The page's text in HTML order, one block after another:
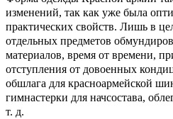
изменений, так как уже была
практических свойств. Лишь в
отдельных предметов
материалов, время от времени,
отступления от довоенных
обшлага для красноармейской
гимнастерки для начсостава,
т. д.